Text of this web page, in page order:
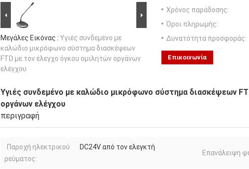
Μεγάλες Εικόνας : Υγιές συνδεμένο με
καλώδιο μικρόφωνο σύστημα διασκέψεων
FTD με τον έλεγχο όγκου ομιλητών οργάνων
ελέγχου
Χρόνος παράδοσης:
Όροι πληρωμής:
Δυνατότητα προσφοράς:
Επικοινωνία
Υγιές συνδεμένο με καλώδιο μικρόφωνο σύστημα διασκέψεων
οργάνων ελέγχου
περιγραφή
Παροχή ηλεκτρικού
ρεύματος:
DC24V από τον ελεγκτή
Επανάλειψη